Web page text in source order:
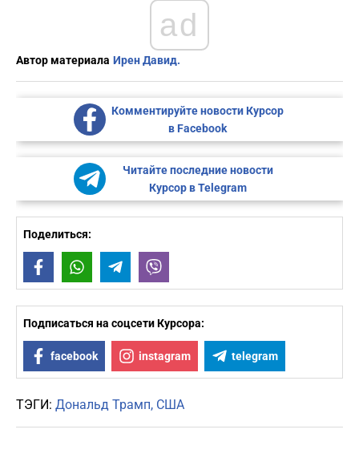
ad
Автор материала Ирен Давид.
Комментируйте новости Курсор
в Facebook
Читайте последние новости
Курсор в Telegram
Поделиться:
FacebookWhatsAppTelegram
Подписаться на соцсети Курсора:
facebook instagram telegram
ТЭГИ: Дональд Трамп США